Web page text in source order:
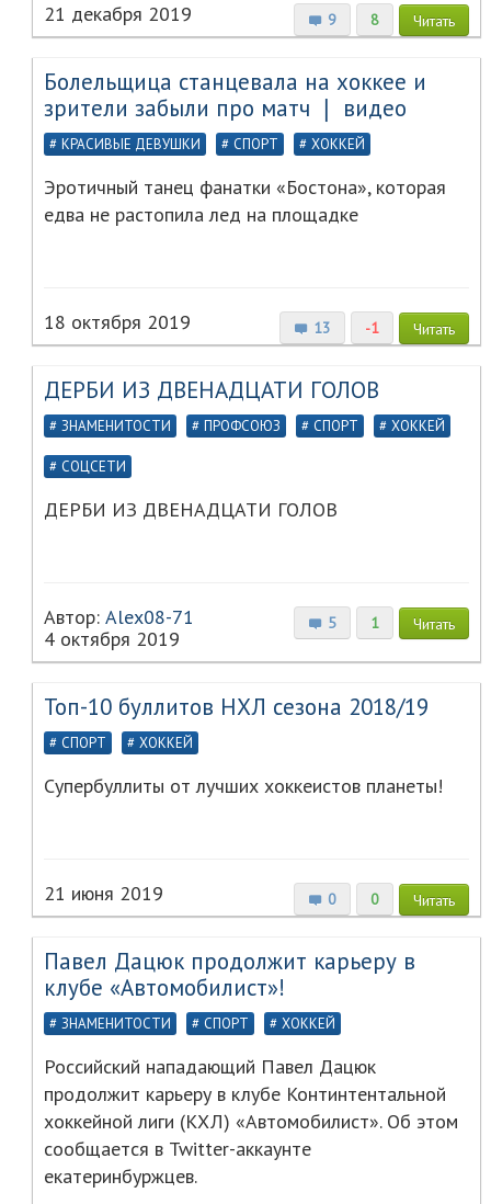
9 8 Читать
21 декабря 2019
Болельщица станцевала на хоккее и
зрители забыли про матч ❘ видео
КРАСИВЫЕ ДЕВУШКИ СПОРТ ХОККЕЙ
Эротичный танец фанатки «Бостона», которая
едва не растопила лед на площадке
13 -1 Читать
18 октября 2019
ДЕРБИ ИЗ ДВЕНАДЦАТИ ГОЛОВ
ЗНАМЕНИТОСТИ ПРОФСОЮЗ СПОРТ ХОККЕЙ
СОЦСЕТИ
ДЕРБИ ИЗ ДВЕНАДЦАТИ ГОЛОВ
5 1 Читать
Автор: Alex08-71
4 октября 2019
Топ-10 буллитов НХЛ сезона 2018/19
СПОРТ ХОККЕЙ
Супербуллиты от лучших хоккеистов планеты!
0 0 Читать
21 июня 2019
Павел Дацюк продолжит карьеру в
клубе «Автомобилист»!
ЗНАМЕНИТОСТИ СПОРТ ХОККЕЙ
Российский нападающий Павел Дацюк
продолжит карьеру в клубе Континтентальной
хоккейной лиги (КХЛ) «Автомобилист». Об этом
сообщается в Twitter-аккаунте
екатеринбуржцев.